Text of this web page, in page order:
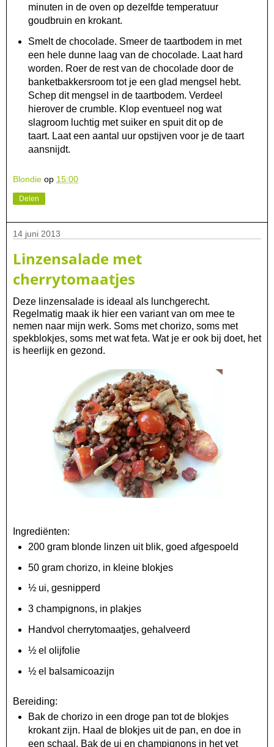
minuten in de oven op dezelfde temperatuur
goudbruin en krokant.
Smelt de chocolade. Smeer de taartbodem in met
een hele dunne laag van de chocolade. Laat hard
worden. Roer de rest van de chocolade door de
banketbakkersroom tot je een glad mengsel hebt.
Schep dit mengsel in de taartbodem. Verdeel
hierover de crumble. Klop eventueel nog wat
slagroom luchtig met suiker en spuit dit op de
taart. Laat een aantal uur opstijven voor je de taart
aansnijdt.
Blondie op 15:00
Delen
14 juni 2013
Linzensalade met
cherrytomaatjes
Deze linzensalade is ideaal als lunchgerecht.
Regelmatig maak ik hier een variant van om mee te
nemen naar mijn werk. Soms met chorizo, soms met
spekblokjes, soms met wat feta. Wat je er ook bij doet, het
is heerlijk en gezond.
Ingrediënten:
200 gram blonde linzen uit blik, goed afgespoeld
50 gram chorizo, in kleine blokjes
½ ui, gesnipperd
3 champignons, in plakjes
Handvol cherrytomaatjes, gehalveerd
½ el olijfolie
½ el balsamicoazijn
Bereiding:
Bak de chorizo in een droge pan tot de blokjes
krokant zijn. Haal de blokjes uit de pan, en doe in
een schaal. Bak de ui en champignons in het vet